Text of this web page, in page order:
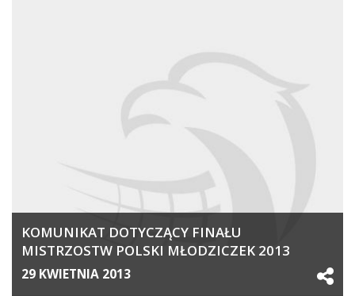
KOMUNIKAT DOTYCZĄCY FINAŁU
MISTRZOSTW POLSKI MŁODZICZEK 2013
29 KWIETNIA 2013